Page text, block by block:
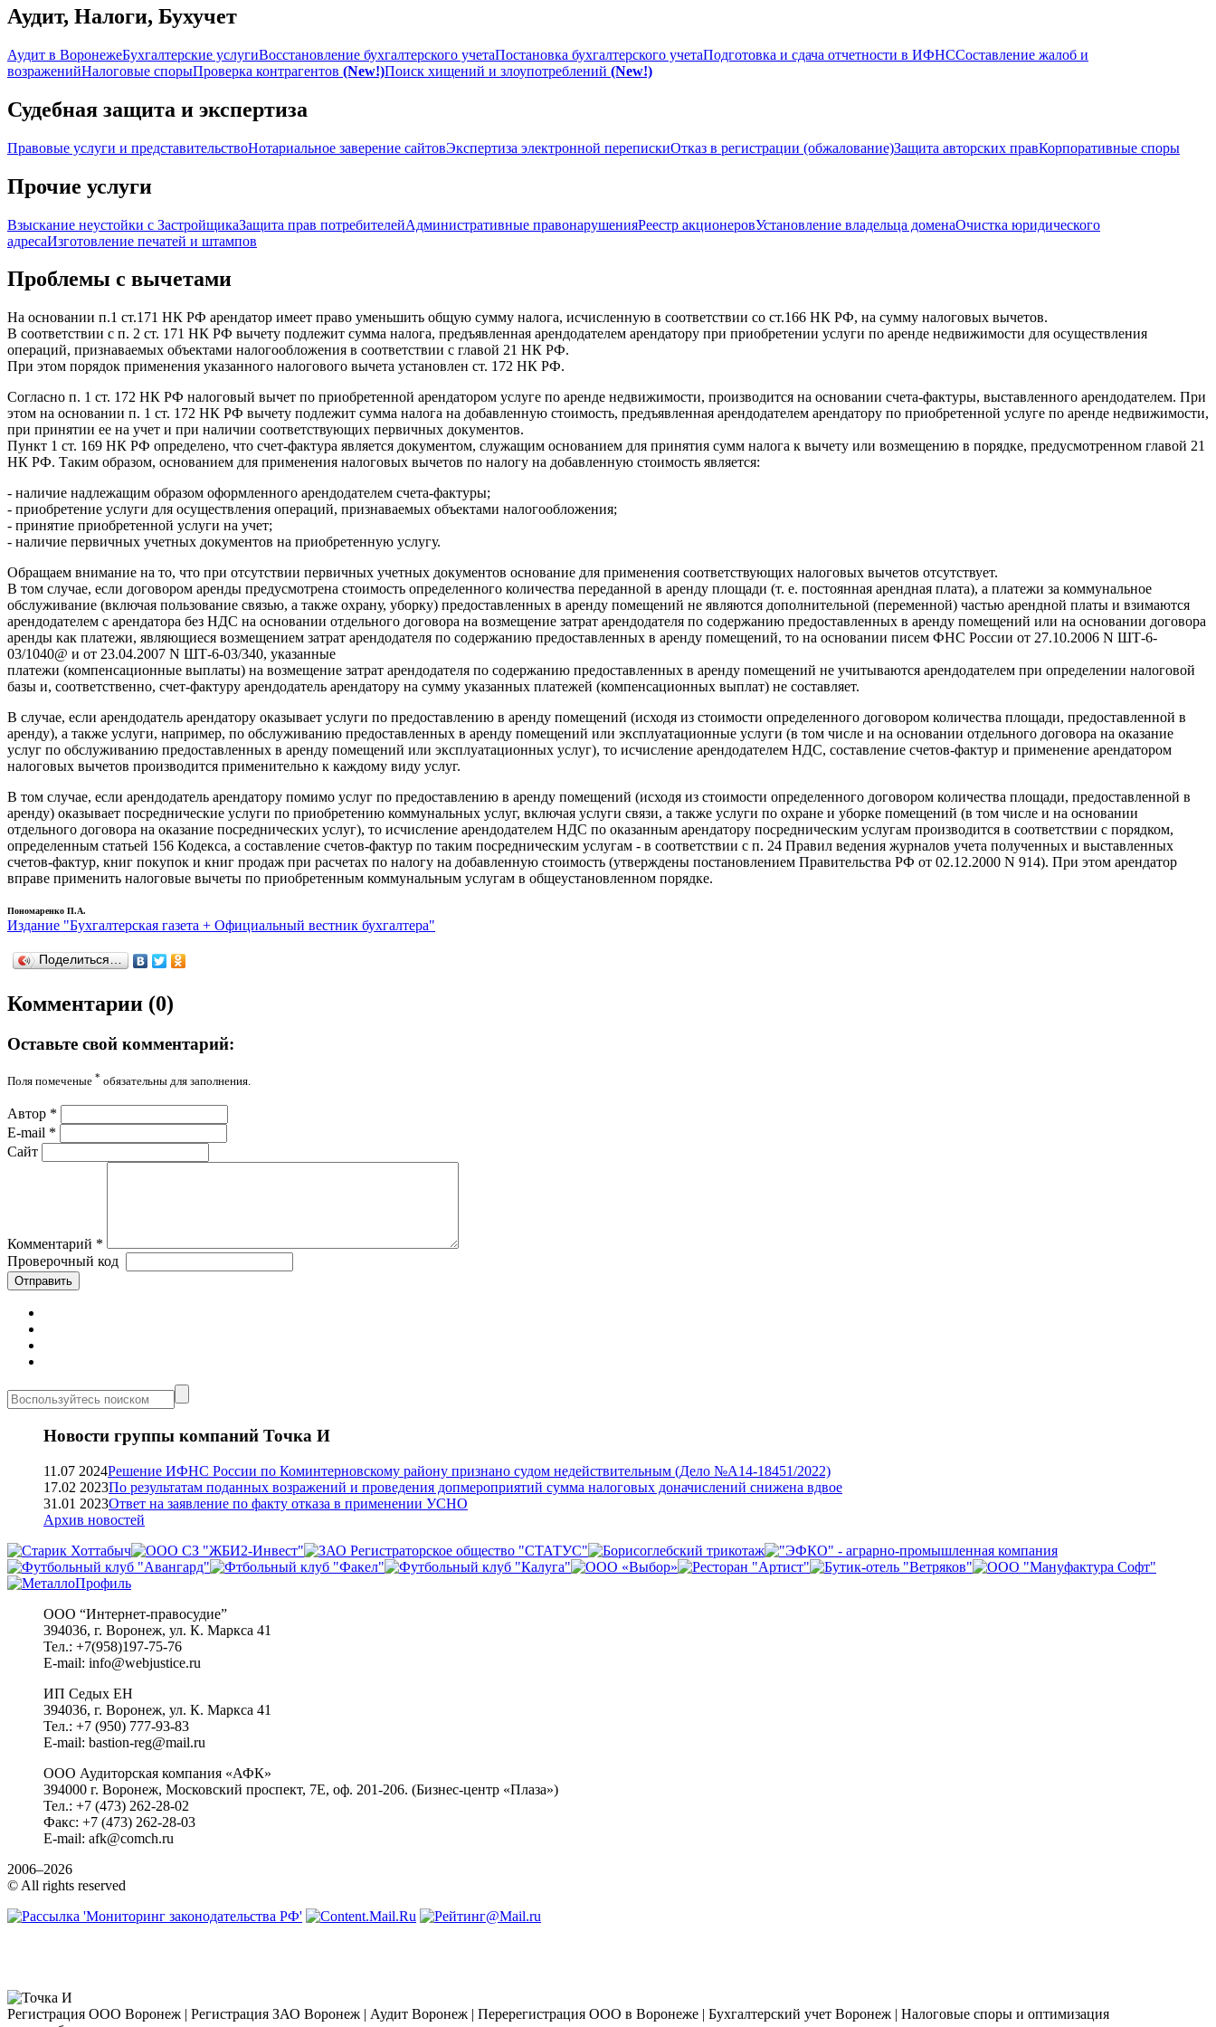
Аудит, Налоги, Бухучет
Аудит в ВоронежеБухгалтерские услугиВосстановление бухгалтерского учетаПостановка бухгалтерского учетаПодготовка и сдача отчетности в ИФНССоставление жалоб и
возраженийНалоговые спорыПроверка контрагентов (New!)Поиск хищений и злоупотреблений (New!)
Судебная защита и экспертиза
Правовые услуги и представительствоНотариальное заверение сайтовЭкспертиза электронной перепискиОтказ в регистрации (обжалование)Защита авторских правКорпоративные споры
Прочие услуги
Взыскание неустойки с ЗастройщикаЗащита прав потребителейАдминистративные правонарушенияРеестр акционеровУстановление владельца доменаОчистка юридического
адресаИзготовление печатей и штампов
Проблемы с вычетами
На основании п.1 ст.171 НК РФ арендатор имеет право уменьшить общую сумму налога, исчисленную в соответствии со ст.166 НК РФ, на сумму налоговых вычетов.
В соответствии с п. 2 ст. 171 НК РФ вычету подлежит сумма налога, предъявленная арендодателем арендатору при приобретении услуги по аренде недвижимости для осуществления
операций, признаваемых объектами налогообложения в соответствии с главой 21 НК РФ.
При этом порядок применения указанного налогового вычета установлен ст. 172 НК РФ.
Согласно п. 1 ст. 172 НК РФ налоговый вычет по приобретенной арендатором услуге по аренде недвижимости, производится на основании счета-фактуры, выставленного арендодателем. При
этом на основании п. 1 ст. 172 НК РФ вычету подлежит сумма налога на добавленную стоимость, предъявленная арендодателем арендатору по приобретенной услуге по аренде недвижимости,
при принятии ее на учет и при наличии соответствующих первичных документов.
Пункт 1 ст. 169 НК РФ определено, что счет-фактура является документом, служащим основанием для принятия сумм налога к вычету или возмещению в порядке, предусмотренном главой 21
НК РФ. Таким образом, основанием для применения налоговых вычетов по налогу на добавленную стоимость является:
- наличие надлежащим образом оформленного арендодателем счета-фактуры;
- приобретение услуги для осуществления операций, признаваемых объектами налогообложения;
- принятие приобретенной услуги на учет;
- наличие первичных учетных документов на приобретенную услугу.
Обращаем внимание на то, что при отсутствии первичных учетных документов основание для применения соответствующих налоговых вычетов отсутствует.
В том случае, если договором аренды предусмотрена стоимость определенного количества переданной в аренду площади (т. е. постоянная арендная плата), а платежи за коммунальное
обслуживание (включая пользование связью, а также охрану, уборку) предоставленных в аренду помещений не являются дополнительной (переменной) частью арендной платы и взимаются
арендодателем с арендатора без НДС на основании отдельного договора на возмещение затрат арендодателя по содержанию предоставленных в аренду помещений или на основании договора
аренды как платежи, являющиеся возмещением затрат арендодателя по содержанию предоставленных в аренду помещений, то на основании писем ФНС России от 27.10.2006 N ШТ-6-
03/1040@ и от 23.04.2007 N ШТ-6-03/340, указанные
платежи (компенсационные выплаты) на возмещение затрат арендодателя по содержанию предоставленных в аренду помещений не учитываются арендодателем при определении налоговой
базы и, соответственно, счет-фактуру арендодатель арендатору на сумму указанных платежей (компенсационных выплат) не составляет.
В случае, если арендодатель арендатору оказывает услуги по предоставлению в аренду помещений (исходя из стоимости определенного договором количества площади, предоставленной в
аренду), а также услуги, например, по обслуживанию предоставленных в аренду помещений или эксплуатационные услуги (в том числе и на основании отдельного договора на оказание
услуг по обслуживанию предоставленных в аренду помещений или эксплуатационных услуг), то исчисление арендодателем НДС, составление счетов-фактур и применение арендатором
налоговых вычетов производится применительно к каждому виду услуг.
В том случае, если арендодатель арендатору помимо услуг по предоставлению в аренду помещений (исходя из стоимости определенного договором количества площади, предоставленной в
аренду) оказывает посреднические услуги по приобретению коммунальных услуг, включая услуги связи, а также услуги по охране и уборке помещений (в том числе и на основании
отдельного договора на оказание посреднических услуг), то исчисление арендодателем НДС по оказанным арендатору посредническим услугам производится в соответствии с порядком,
определенным статьей 156 Кодекса, а составление счетов-фактур по таким посредническим услугам - в соответствии с п. 24 Правил ведения журналов учета полученных и выставленных
счетов-фактур, книг покупок и книг продаж при расчетах по налогу на добавленную стоимость (утверждены постановлением Правительства РФ от 02.12.2000 N 914). При этом арендатор
вправе применить налоговые вычеты по приобретенным коммунальным услугам в общеустановленном порядке.
Пономаренко П.А.
Издание "Бухгалтерская газета + Официальный вестник бухгалтера"
Поделиться…
Комментарии (0)
Оставьте свой комментарий:
Поля помеченые * обязательны для заполнения.
Автор *
E-mail *
Сайт
Комментарий *
Проверочный код
Новости группы компаний Точка И
11.07 2024Решение ИФНС России по Коминтерновскому району признано судом недействительным (Дело №А14-18451/2022)
17.02 2023По результатам поданных возражений и проведения допмероприятий сумма налоговых доначислений снижена вдвое
31.01 2023Ответ на заявление по факту отказа в применении УСНО
Архив новостей
ООО “Интернет-правосудие”
394036, г. Воронеж, ул. К. Маркса 41
Тел.: +7(958)197-75-76
E-mail: info@webjustice.ru
ИП Седых ЕН
394036, г. Воронеж, ул. К. Маркса 41
Тел.: +7 (950) 777-93-83
E-mail: bastion-reg@mail.ru
ООО Аудиторская компания «АФК»
394000 г. Воронеж, Московский проспект, 7Е, оф. 201-206. (Бизнес-центр «Плаза»)
Тел.: +7 (473) 262-28-02
Факс: +7 (473) 262-28-03
E-mail: afk@comch.ru
2006–2026
© All rights reserved
Регистрация ООО Воронеж | Регистрация ЗАО Воронеж | Аудит Воронеж | Перерегистрация ООО в Воронеже | Бухгалтерский учет Воронеж | Налоговые споры и оптимизация